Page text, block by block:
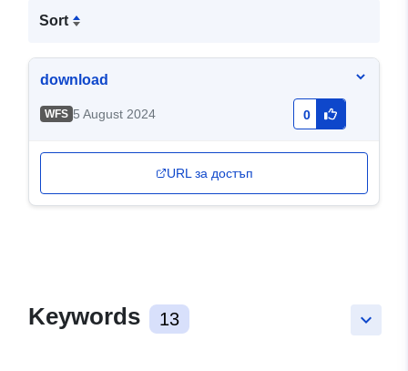
Sort
download
WFS 5 August 2024 0
URL за достъп
keyboard_arrow_down
Keywords 13